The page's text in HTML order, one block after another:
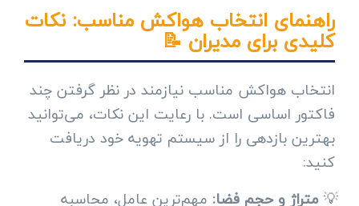
راهنمای انتخاب هواکش مناسب: نکات
کلیدی برای مدیران 📝
انتخاب هواکش مناسب نیازمند در نظر گرفتن چند
فاکتور اساسی است. با رعایت این نکات، می‌توانید
بهترین بازدهی را از سیستم تهویه خود دریافت
کنید:
متراژ و حجم فضا: مهم‌ترین عامل، محاسبه